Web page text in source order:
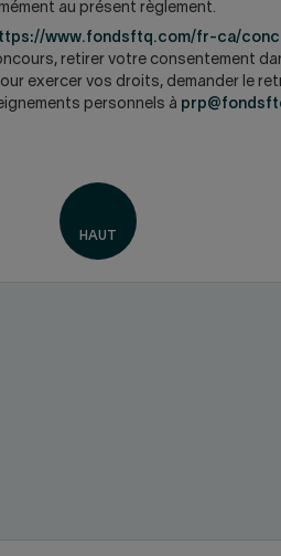
au présent règlement.
www.fondsftq.com/fr-ca/
retirer votre consentement
exercer vos droits, demander le
personnels à